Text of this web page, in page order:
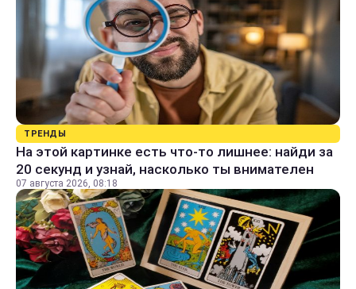
ТРЕНДЫ
На этой картинке есть что-то лишнее: найди за
20 секунд и узнай, насколько ты внимателен
07 августа 2026, 08:18